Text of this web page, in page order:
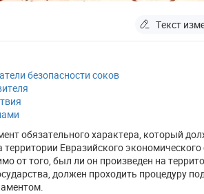
Текст
безопасности соков
обязательного характера, который
территории Евразийского
от того, был ли он произведен на
должен проходить процедуру